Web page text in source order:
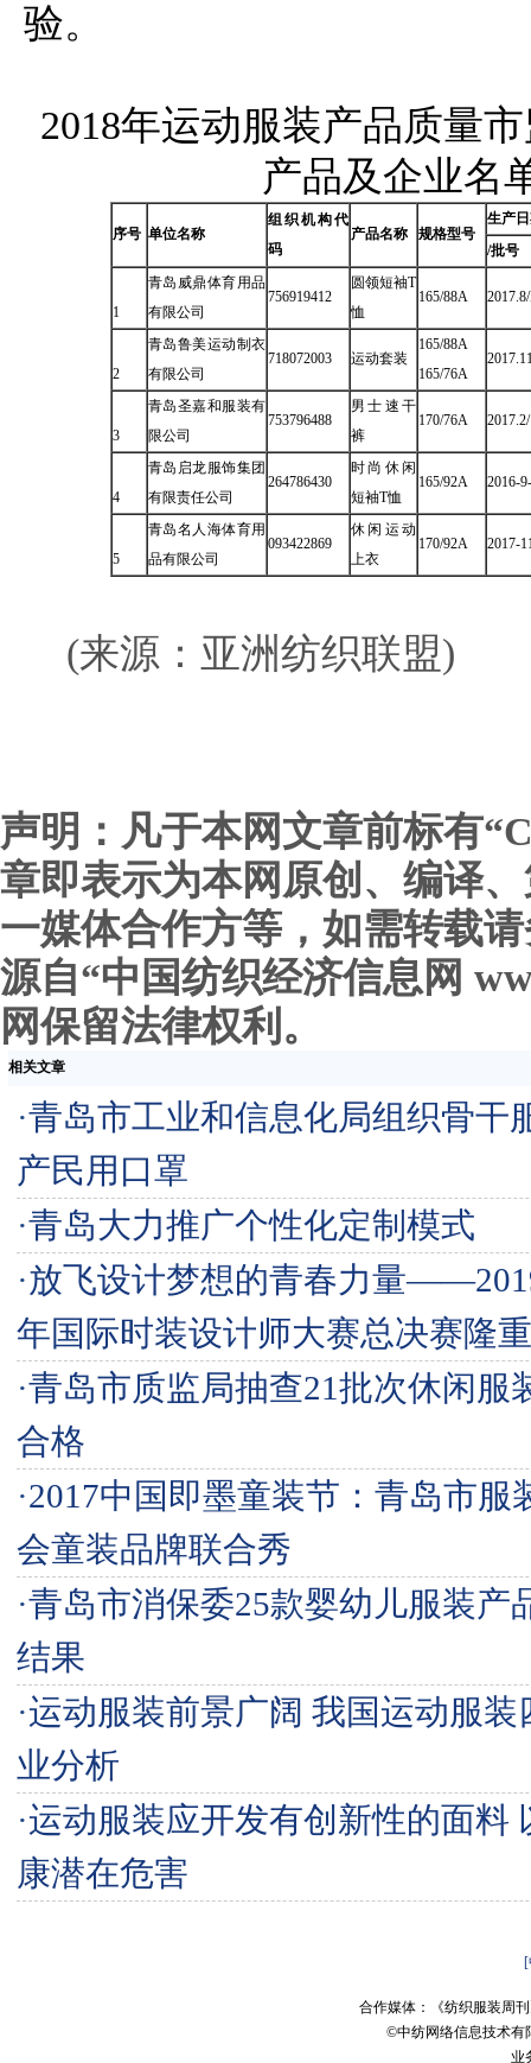
验。
2018年运动服装产品质量
产品及企业名
序号 单位名称
组织机构代
码
产品名称 规格型号
生产
/批号
1
青岛威鼎体育用品
有限公司
756919412
圆领短袖T
恤
165/88A
2
青岛鲁美运动制衣
有限公司
718072003 运动套装
165/88A
165/76A
3
青岛圣嘉和服装有
限公司
753796488
男士速干
裤
170/76A
4
青岛启龙服饰集团
有限责任公司
264786430
时尚休闲
短袖T恤
165/92A 2016-
5
青岛名人海体育用
品有限公司
093422869
休闲运动
上衣
170/92A 2017-
(来源：亚洲纺织联盟)
声明：凡于本网文章前标有
章即表示为本网原创、编译
一媒体合作方等，如需转载
源自“中国纺织经济信息网
网保留法律权利。
相关文章
·青岛市工业和信息化局组织骨干
产民用口罩
·青岛大力推广个性化定制模式
·放飞设计梦想的青春力量
年国际时装设计师大赛总决赛隆
·青岛市质监局抽查21批次休闲服
合格
·2017中国即墨童装节：青岛市服
会童装品牌联合秀
·青岛市消保委25款婴幼儿服装产
结果
·运动服装前景广阔 我国运动服装
业分析
·运动服装应开发有创新性的面料
康潜在危害
合作媒体：《纺织服装周
©中纺网络信息技术
业